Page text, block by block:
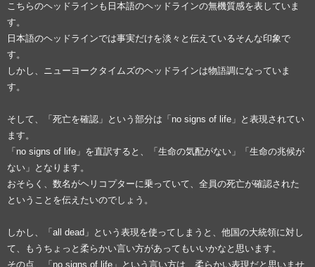
こちらのヘッドラインも日本語のヘッドラインの無機質感を表していま
す。
日本語のヘッドラインでは事実だけを淡々と伝えているそんな印象で
す。
しかし、ニューヨークタイムズのヘッドラインは物語調になっていま
す。
そして、「死亡を確認」という部分は「no signs of life」と表現されてい
ます。
「no signs of life」を直訳すると、「生命の気配がない」「生命の兆候が
ない」となります。
おそらく、数名がヘリコプターに乗っていて、全員の死亡が確認された
ということを伝えたいのでしょう。
しかし、「all dead」という表現を使ってしまうと、他国の大統領に対し
て、もうちょっと柔らかい言い方があってもいいかなと思います。
その点、「no signs of life」という言い方は、柔らかい表現だと思いませ